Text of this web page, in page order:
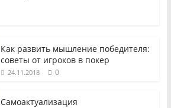
Как развить мышление победителя:
советы от игроков в покер
24.11.2018 0
Самоактуализация